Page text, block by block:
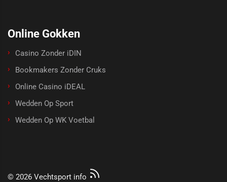
Online Gokken
Casino Zonder iDIN
Bookmakers Zonder Cruks
Online Casino iDEAL
Wedden Op Sport
Wedden Op WK Voetbal
© 2026 Vechtsport info